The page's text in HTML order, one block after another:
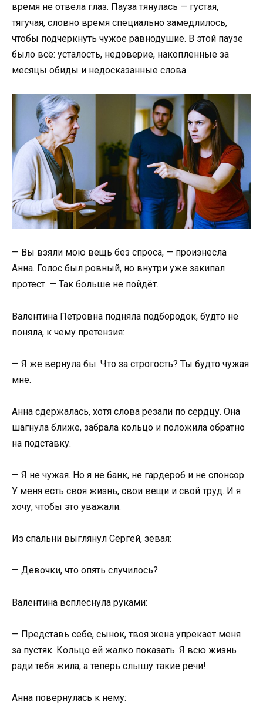
время не отвела глаз. Пауза тянулась — густая,
тягучая, словно время специально замедлилось,
чтобы подчеркнуть чужое равнодушие. В этой паузе
было всё: усталость, недоверие, накопленные за
месяцы обиды и недосказанные слова.
— Вы взяли мою вещь без спроса, — произнесла
Анна. Голос был ровный, но внутри уже закипал
протест. — Так больше не пойдёт.
Валентина Петровна подняла подбородок, будто не
поняла, к чему претензия:
— Я же вернула бы. Что за строгость? Ты будто чужая
мне.
Анна сдержалась, хотя слова резали по сердцу. Она
шагнула ближе, забрала кольцо и положила обратно
на подставку.
— Я не чужая. Но я не банк, не гардероб и не спонсор.
У меня есть своя жизнь, свои вещи и свой труд. И я
хочу, чтобы это уважали.
Из спальни выглянул Сергей, зевая:
— Девочки, что опять случилось?
Валентина всплеснула руками:
— Представь себе, сынок, твоя жена упрекает меня
за пустяк. Кольцо ей жалко показать. Я всю жизнь
ради тебя жила, а теперь слышу такие речи!
Анна повернулась к нему: